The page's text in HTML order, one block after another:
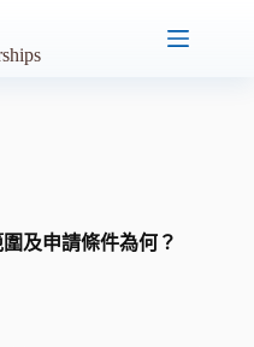
及申請條件為何？